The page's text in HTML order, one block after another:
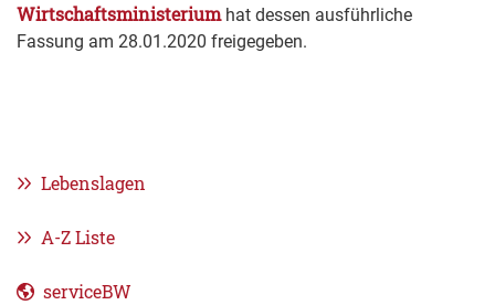
Wirtschaftsministeriumhat dessen ausführliche
Fassung am 28.01.2020 freigegeben.
Lebenslagen
A-Z Liste
serviceBW